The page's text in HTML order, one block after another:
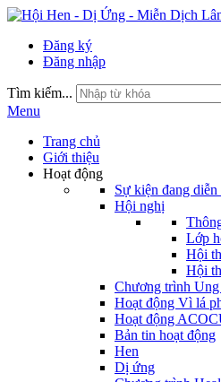
Đăng ký
Đăng nhập
Tìm kiếm...
Menu
Trang chủ
Giới thiệu
Hoạt động
Sự kiện đang diễn
Hội nghị
Lớp
Hội
Hội
Chương trình
Hoạt động Vì lá
Hoạt động
Bản tin hoạt động
Hen
Dị ứng